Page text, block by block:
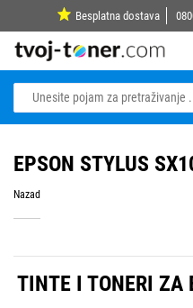
Besplatna dostava
EPSON STYLUS
Nazad
TINTE I TONERI ZA